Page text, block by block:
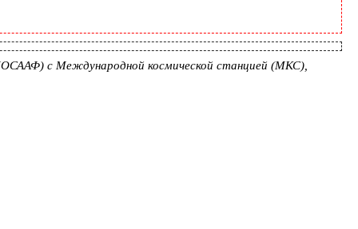
с Международной космической станцией (МКС),